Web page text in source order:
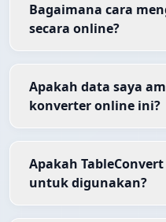
Bagaimana cara
secara online?
Apakah data saya
konverter online ini?
Apakah
untuk digunakan?